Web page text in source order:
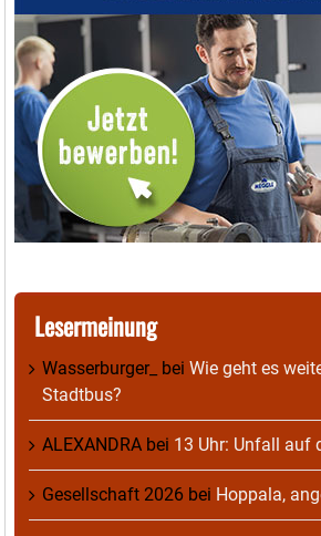
Lesermeinung
Wasserburger_ bei Wie geht es
Stadtbus?
ALEXANDRA bei 13 Uhr: Unfall auf
Gesellschaft 2026 bei Hoppala,